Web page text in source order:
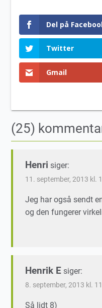
Del på
Twitter
Gmail
(25)
Henri siger:
11. september, 2013 kl.
Jeg har også sendt
og den fungerer
Henrik E siger:
8. september, 2013 kl.
Så lidt 8)